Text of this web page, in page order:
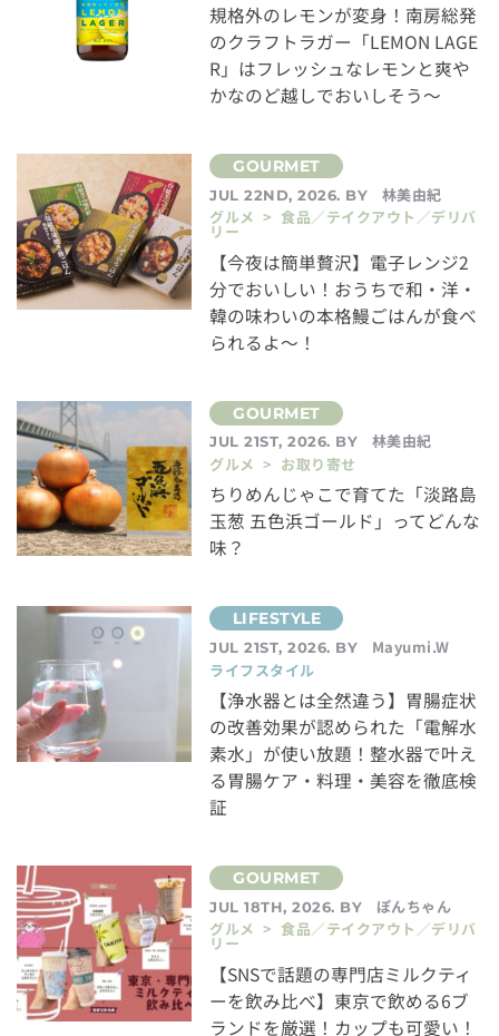
規格外のレモンが変身！南房総発
のクラフトラガー「LEMON LAGE
R」はフレッシュなレモンと爽や
かなのど越しでおいしそう～
JUL 22ND, 2026. BY
林美由紀
グルメ > 食品／テイクアウト／デリバ
リー
【今夜は簡単贅沢】電子レンジ2
分でおいしい！おうちで和・洋・
韓の味わいの本格鰻ごはんが食べ
られるよ～！
JUL 21ST, 2026. BY
林美由紀
グルメ > お取り寄せ
ちりめんじゃこで育てた「淡路島
玉葱 五色浜ゴールド」ってどんな
味？
JUL 21ST, 2026. BY
Mayumi.W
ライフスタイル
【浄水器とは全然違う】胃腸症状
の改善効果が認められた「電解水
素水」が使い放題！整水器で叶え
る胃腸ケア・料理・美容を徹底検
証
JUL 18TH, 2026. BY
ぽんちゃん
グルメ > 食品／テイクアウト／デリバ
リー
【SNSで話題の専門店ミルクティ
ーを飲み比べ】東京で飲める6ブ
ランドを厳選！カップも可愛い！